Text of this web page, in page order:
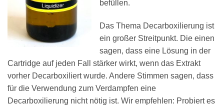
befüllen.
Das Thema Decarboxilierung ist
ein großer Streitpunkt. Die einen
sagen, dass eine Lösung in der
Cartridge auf jeden Fall stärker wirkt, wenn das Extrakt
vorher Decarboxiliert wurde. Andere Stimmen sagen, dass
für die Verwendung zum Verdampfen eine
Decarboxilierung nicht nötig ist. Wir empfehlen: Probiert es